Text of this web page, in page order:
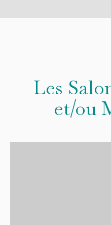
Les
et/ou